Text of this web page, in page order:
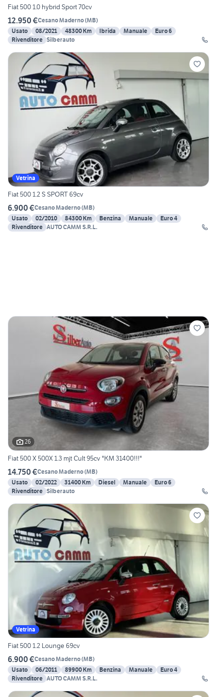
Fiat 500 1.0 hybrid Sport 70cv
12.950 €Cesano Maderno(MB)
Usato
08/2021 48300 Km Ibrida Manuale
Euro 6
Rivenditore Silberauto
Vetrina
Fiat 500 1.2 S SPORT 69cv
6.900 €Cesano Maderno(MB)
Usato
02/2010 84300 Km Benzina Manuale
Euro 4
Rivenditore AUTO CAMM S.R.L.
26
Fiat 500 X 500X 1.3 mjt Cult 95cv "KM 31400!!!"
14.750 €Cesano Maderno(MB)
Usato
02/2022 31400 Km Diesel Manuale
Euro 6
Rivenditore Silberauto
Vetrina
Fiat 500 1.2 Lounge 69cv
6.900 €Cesano Maderno(MB)
Usato
06/2011 89900 Km Benzina Manuale
Euro 4
Rivenditore AUTO CAMM S.R.L.